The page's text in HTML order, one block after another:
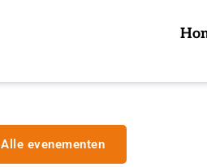
Alle evenementen